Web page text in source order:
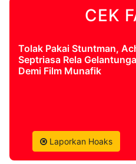
CEK
Tolak Pakai Stuntman,
Septriasa Rela
Demi Film Munafik
Laporkan Hoaks